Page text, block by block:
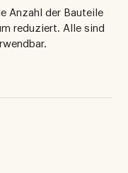
Anzahl der Bauteile
reduziert. Alle sind